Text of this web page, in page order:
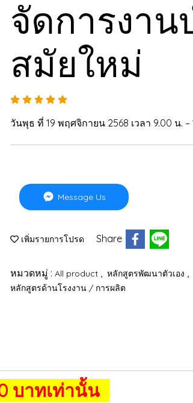
จัดการงาน
สมัยใหม่
วันพุธ ที่ 19 พฤศจิกายน 2568 เวลา 9.00 น. –
Message Us
เพิ่มรายการโปรด Share
หมวดหมู่ : All product หลักสูตรพัฒนาตัวเอง
หลักสูตรด้านโรงงาน / การผลิต
บาทเท่านั้น